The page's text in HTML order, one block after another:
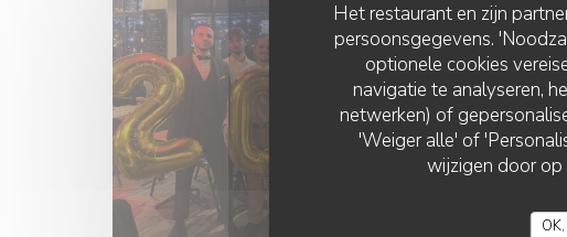
Het restaurant en zijn
persoonsgegevens.
optionele cookies
navigatie te analyseren,
netwerken) of
'Weiger alle' of
wijzigen door op